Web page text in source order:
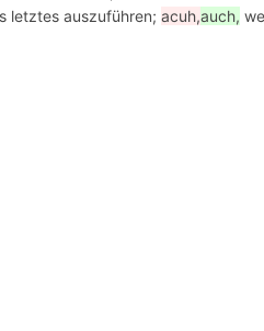
letztes auszuführen;acuh,auch,